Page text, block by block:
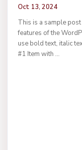
Oct 13, 2024
This is a sample
features of the
use bold text, italic
#1 Item with ...